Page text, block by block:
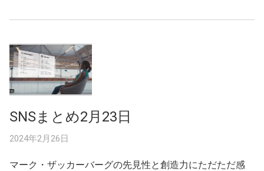
SNSまとめ2月23日
2024年2月26日
マーク・ザッカーバーグの先見性と創造力にただただ感